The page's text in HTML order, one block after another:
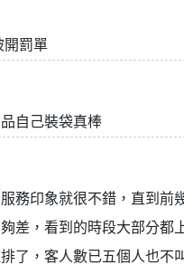
開罰單
自己裝袋真棒
務印象就很不錯，直到前
差，看到的時段大部分都
了，客人數已五個人也不